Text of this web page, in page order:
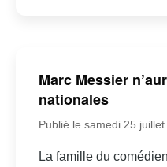
Marc Messier
nationales
Publié le samedi 25
La famille du